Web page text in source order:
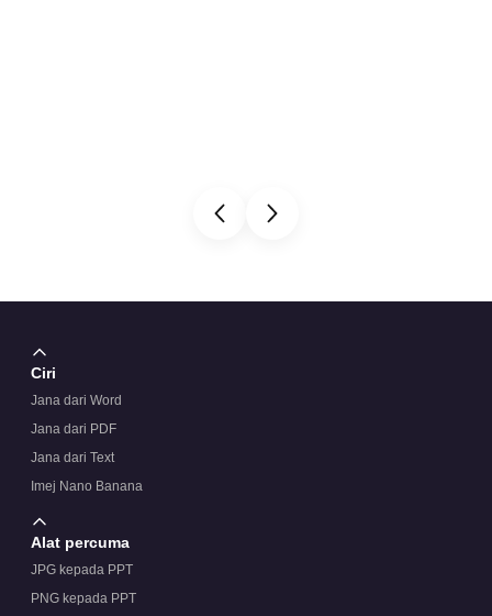
Ciri
Jana dari Word
Jana dari PDF
Jana dari Text
Imej Nano Banana
Alat percuma
JPG kepada PPT
PNG kepada PPT